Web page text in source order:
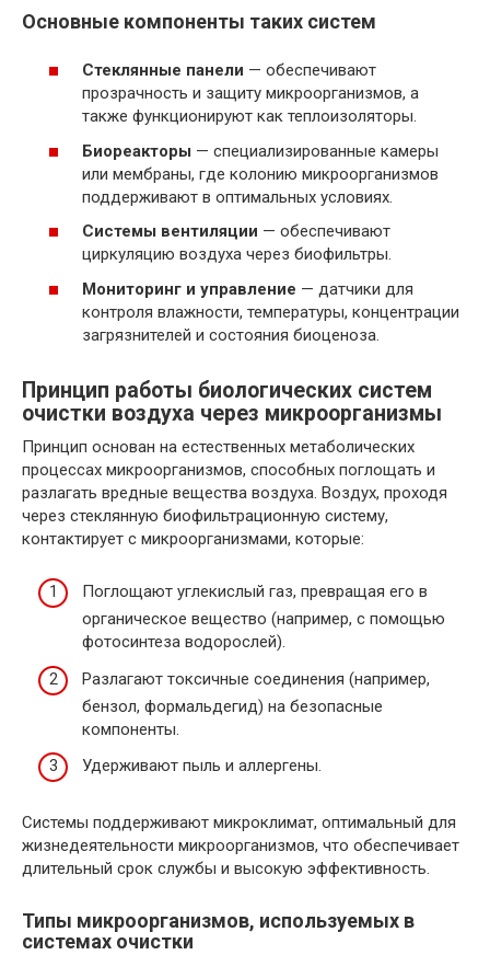
Основные компоненты таких систем
Стеклянные панели — обеспечивают
прозрачность и защиту микроорганизмов, а
также функционируют как теплоизоляторы.
Биореакторы — специализированные камеры
или мембраны, где колонию микроорганизмов
поддерживают в оптимальных условиях.
Системы вентиляции — обеспечивают
циркуляцию воздуха через биофильтры.
Мониторинг и управление — датчики для
контроля влажности, температуры, концентрации
загрязнителей и состояния биоценоза.
Принцип работы биологических систем
очистки воздуха через микроорганизмы
Принцип основан на естественных метаболических
процессах микроорганизмов, способных поглощать и
разлагать вредные вещества воздуха. Воздух, проходя
через стеклянную биофильтрационную систему,
контактирует с микроорганизмами, которые:
Поглощают углекислый газ, превращая его в
органическое вещество (например, с помощью
фотосинтеза водорослей).
Разлагают токсичные соединения (например,
бензол, формальдегид) на безопасные
компоненты.
Удерживают пыль и аллергены.
Системы поддерживают микроклимат, оптимальный для
жизнедеятельности микроорганизмов, что обеспечивает
длительный срок службы и высокую эффективность.
Типы микроорганизмов, используемых в
системах очистки